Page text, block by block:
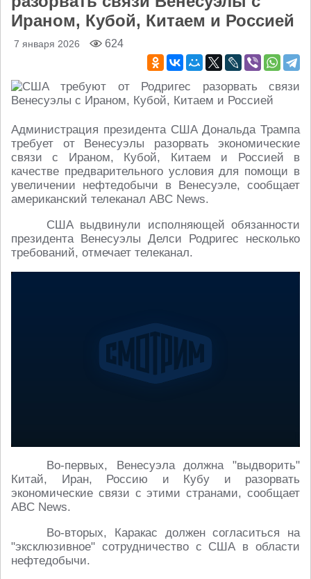
Ираном, Кубой, Китаем и Россией
7 января 2026 624
Администрация президента США Дональда Трампа
требует от Венесуэлы разорвать экономические
связи с Ираном, Кубой, Китаем и Россией в
качестве предварительного условия для помощи в
увеличении нефтедобычи в Венесуэле, сообщает
американский телеканал ABC News.
США выдвинули исполняющей обязанности
президента Венесуэлы Делси Родригес несколько
требований, отмечает телеканал.
Во-первых, Венесуэла должна "выдворить"
Китай, Иран, Россию и Кубу и разорвать
экономические связи с этими странами, сообщает
ABC News.
Во-вторых, Каракас должен согласиться на
"эксклюзивное" сотрудничество с США в области
нефтедобычи.